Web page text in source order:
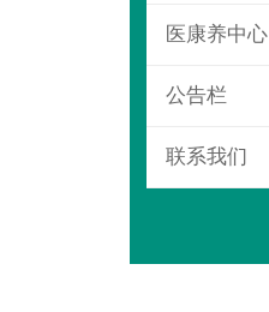
医康养中心
公告栏
联系我们